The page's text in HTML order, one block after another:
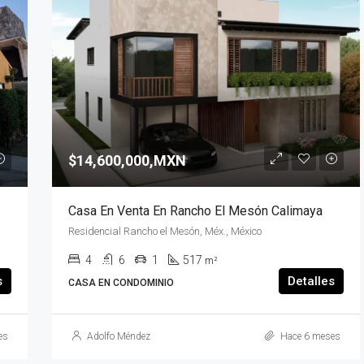
$14,600,000,MXN
Casa En Venta En Rancho El Mesón Calimaya
Residencial Rancho el Mesón, Méx., México
4 6 1 517 m²
CASA EN CONDOMINIO
Detalles
Adolfo Méndez Hace 6 meses
PROPIEDADES
DESTACADO
$92,000,MXN